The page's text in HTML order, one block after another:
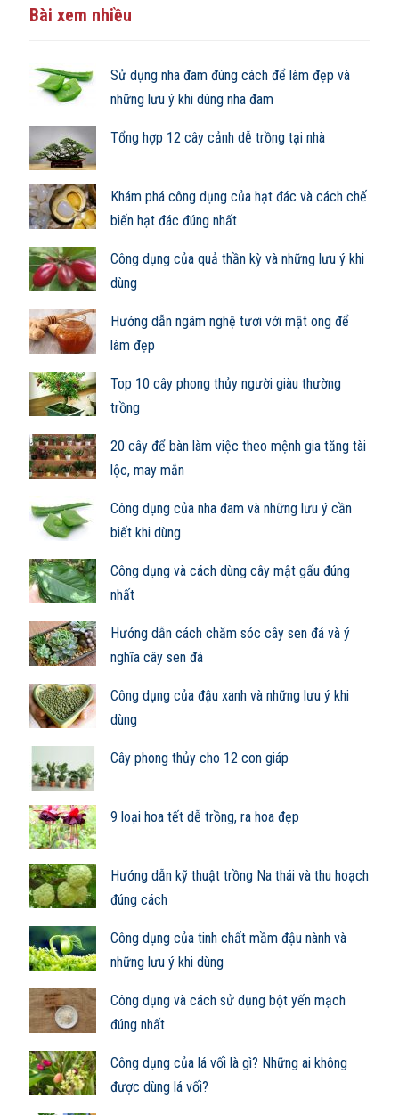
Bài xem nhiều
Sử dụng nha đam đúng cách để làm đẹp và
những lưu ý khi dùng nha đam
Tổng hợp 12 cây cảnh dễ trồng tại nhà
Khám phá công dụng của hạt đác và cách chế
biến hạt đác đúng nhất
Công dụng của quả thần kỳ và những lưu ý khi
dùng
Hướng dẫn ngâm nghệ tươi với mật ong để
làm đẹp
Top 10 cây phong thủy người giàu thường
trồng
20 cây để bàn làm việc theo mệnh gia tăng tài
lộc, may mắn
Công dụng của nha đam và những lưu ý cần
biết khi dùng
Công dụng và cách dùng cây mật gấu đúng
nhất
Hướng dẫn cách chăm sóc cây sen đá và ý
nghĩa cây sen đá
Công dụng của đậu xanh và những lưu ý khi
dùng
Cây phong thủy cho 12 con giáp
9 loại hoa tết dễ trồng, ra hoa đẹp
Hướng dẫn kỹ thuật trồng Na thái và thu hoạch
đúng cách
Công dụng của tinh chất mầm đậu nành và
những lưu ý khi dùng
Công dụng và cách sử dụng bột yến mạch
đúng nhất
Công dụng của lá vối là gì? Những ai không
được dùng lá vối?